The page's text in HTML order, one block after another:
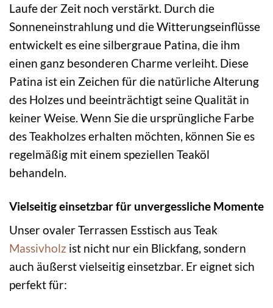
Laufe der Zeit noch verstärkt. Durch die
Sonneneinstrahlung und die Witterungseinflüsse
entwickelt es eine silbergraue Patina, die ihm
einen ganz besonderen Charme verleiht. Diese
Patina ist ein Zeichen für die natürliche Alterung
des Holzes und beeinträchtigt seine Qualität in
keiner Weise. Wenn Sie die ursprüngliche Farbe
des Teakholzes erhalten möchten, können Sie es
regelmäßig mit einem speziellen Teaköl
behandeln.
Vielseitig einsetzbar für unvergessliche Momente
Unser ovaler Terrassen Esstisch aus Teak
Massivholz ist nicht nur ein Blickfang, sondern
auch äußerst vielseitig einsetzbar. Er eignet sich
perfekt für: